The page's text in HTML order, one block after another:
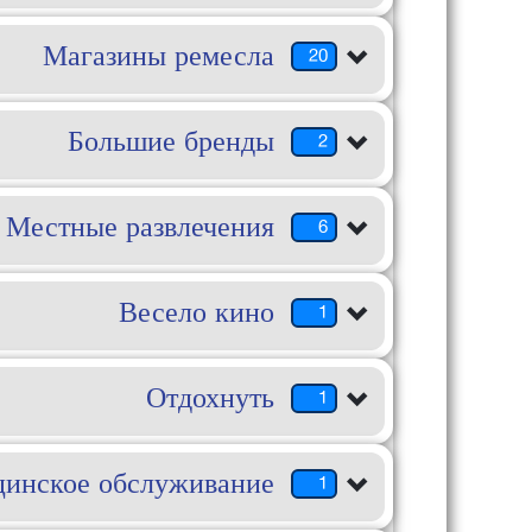
20
Магазины ремесла
2
Большие бренды
6
Местные развлечения
1
Весело кино
1
Отдохнуть
1
обслуживание